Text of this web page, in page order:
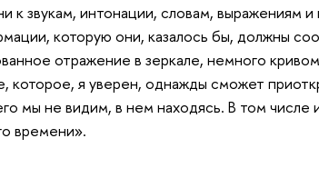
к звукам, интонации, словам, выражениям
которую они, казалось бы, должны
отражение в зеркале, немного
которое, я уверен, однажды сможет
мы не видим, в нем находясь. В том числе
времени».